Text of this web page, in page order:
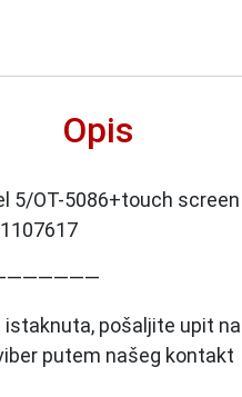
Opis
5/OT-5086+touch
istaknuta, pošaljite upit na
putem našeg kontakt